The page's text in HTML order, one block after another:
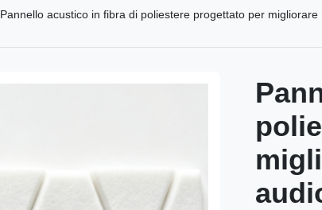
Pannello acustico in fibra di poliestere progettato per